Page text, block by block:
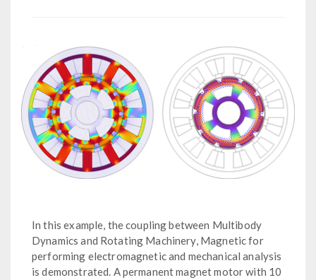
In this example, the coupling between Multibody
Dynamics and Rotating Machinery, Magnetic for
performing electromagnetic and mechanical analysis
is demonstrated. A permanent magnet motor with 10